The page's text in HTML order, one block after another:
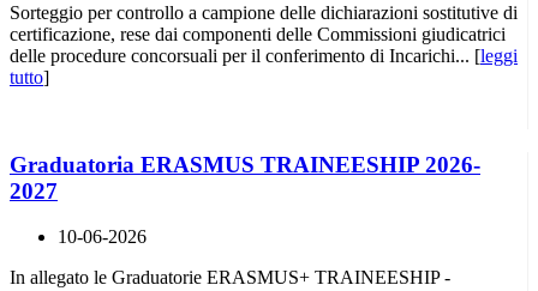
Sorteggio per controllo a campione delle dichiarazioni sostitutive di
certificazione, rese dai componenti delle Commissioni giudicatrici
delle procedure concorsuali per il conferimento di Incarichi... [leggi
tutto]
Graduatoria ERASMUS TRAINEESHIP 2026-
2027
10-06-2026
In allegato le Graduatorie ERASMUS+ TRAINEESHIP -